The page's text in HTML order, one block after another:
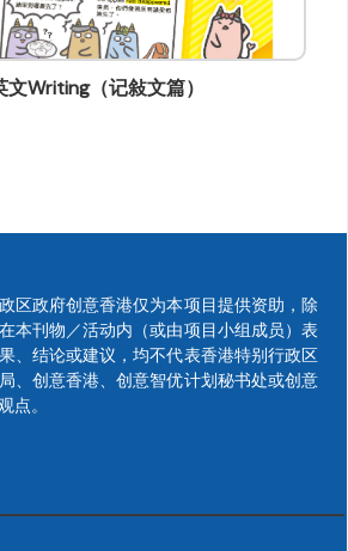
文Writing（记敍文篇）
区政府创意香港仅为本项目提供资助，除
本刊物／活动内（或由项目小组成员）表
、结论或建议，均不代表香港特别行政区
、创意香港、创意智优计划秘书处或创意
点。